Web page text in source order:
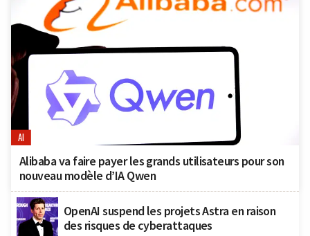
AI
Alibaba va faire payer les grands utilisateurs pour son
nouveau modèle d’IA Qwen
OpenAI suspend les projets Astra en raison
des risques de cyberattaques